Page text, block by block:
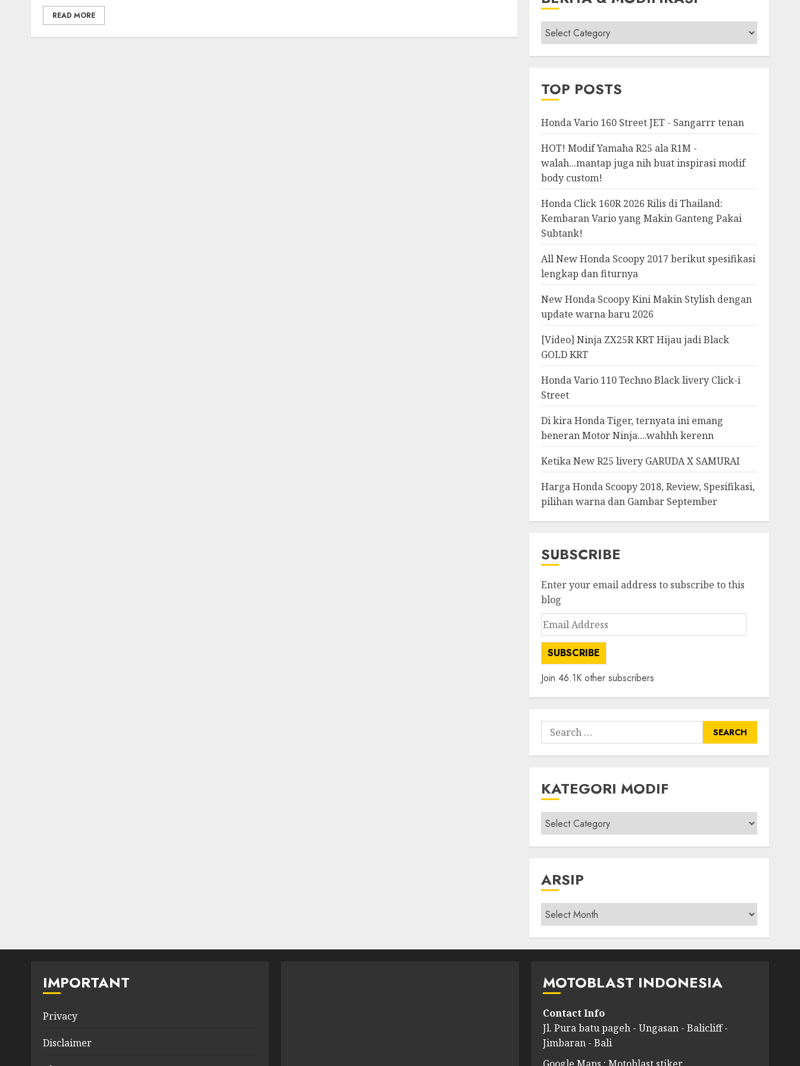
READ MORE
Berita
&
Modifikasi
TOP POSTS
Honda Vario 160 Street JET - Sangarrr tenan
HOT! Modif Yamaha R25 ala R1M -
walah...mantap juga nih buat inspirasi modif
body custom!
Honda Click 160R 2026 Rilis di Thailand:
Kembaran Vario yang Makin Ganteng Pakai
Subtank!
All New Honda Scoopy 2017 berikut spesifikasi
lengkap dan fiturnya
New Honda Scoopy Kini Makin Stylish dengan
update warna baru 2026
[Video] Ninja ZX25R KRT Hijau jadi Black
GOLD KRT
Honda Vario 110 Techno Black livery Click-i
Street
Di kira Honda Tiger, ternyata ini emang
beneran Motor Ninja....wahhh kerenn
Ketika New R25 livery GARUDA X SAMURAI
Harga Honda Scoopy 2018, Review, Spesifikasi,
pilihan warna dan Gambar September
SUBSCRIBE
Enter your email address to subscribe to this
blog
Email
Address
SUBSCRIBE
Join 46.1K other subscribers
Search
for:
KATEGORI MODIF
Kategori
modif
ARSIP
Arsip
IMPORTANT
Privacy
Disclaimer
MOTOBLAST INDONESIA
Contact Info
Jl. Pura batu pageh - Ungasan - Balicliff -
Jimbaran - Bali